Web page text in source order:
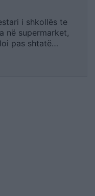
i shkollës te
në supermarket,
pas shtatë